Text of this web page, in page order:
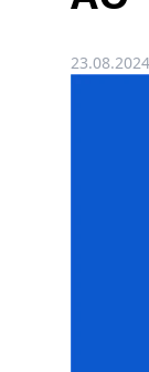
23.08.2024